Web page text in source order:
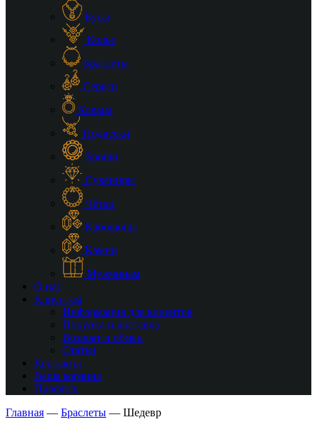
Бусы
Колье
Браслеты
Серьги
Кольца
Подвески
Броши
Сувениры
Чётки
Кабошоны
Камни
Мужчинам
О нас
Клиентам
Информация для клиентов
Покупка и доставка
Возврат и обмен
Статьи
Контакты
Ваша корзина
Профиль
Главная — Браслеты — Шедевр